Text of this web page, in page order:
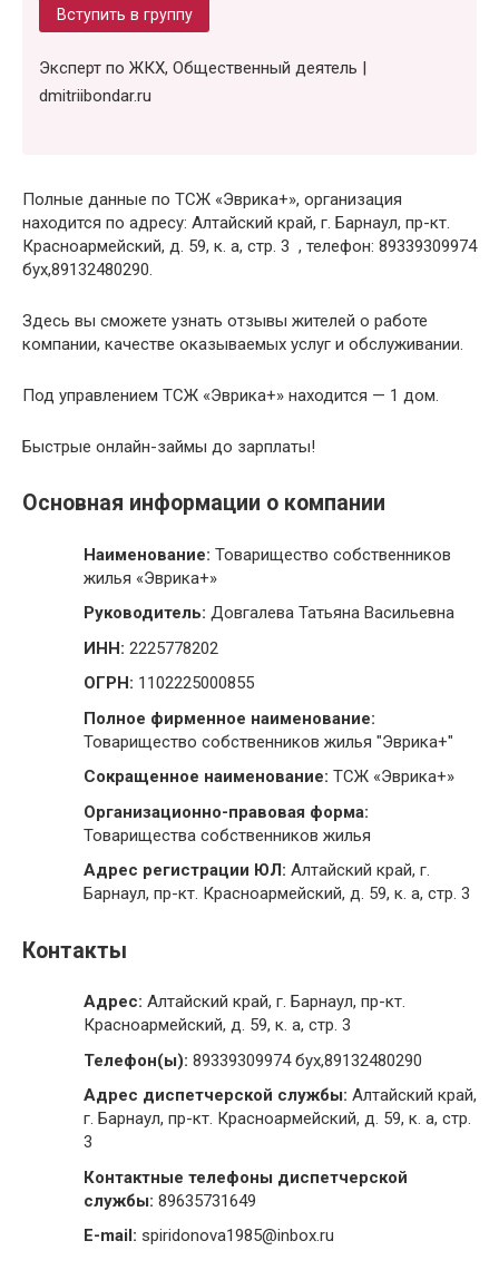
Вступить в группу
Эксперт по ЖКХ, Общественный деятель |
dmitriibondar.ru
Полные данные по ТСЖ «Эврика+», организация
находится по адресу: Алтайский край, г. Барнаул, пр-кт.
Красноармейский, д. 59, к. а, стр. 3 , телефон: 89339309974
бух,89132480290.
Здесь вы сможете узнать отзывы жителей о работе
компании, качестве оказываемых услуг и обслуживании.
Под управлением ТСЖ «Эврика+» находится — 1 дом.
Быстрые онлайн-займы до зарплаты!
Основная информации о компании
Наименование: Товарищество собственников
жилья «Эврика+»
Руководитель: Довгалева Татьяна Васильевна
ИНН: 2225778202
ОГРН: 1102225000855
Полное фирменное наименование:
Товарищество собственников жилья "Эврика+"
Сокращенное наименование: ТСЖ «Эврика+»
Организационно-правовая форма:
Товарищества собственников жилья
Адрес регистрации ЮЛ: Алтайский край, г.
Барнаул, пр-кт. Красноармейский, д. 59, к. а, стр. 3
Контакты
Адрес: Алтайский край, г. Барнаул, пр-кт.
Красноармейский, д. 59, к. а, стр. 3
Телефон(ы): 89339309974 бух,89132480290
Адрес диспетчерской службы: Алтайский край,
г. Барнаул, пр-кт. Красноармейский, д. 59, к. а, стр.
3
Контактные телефоны диспетчерской
службы: 89635731649
E-mail: spiridonova1985@inbox.ru